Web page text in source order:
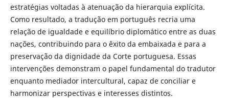
estratégias voltadas à atenuação da hierarquia explícita.
Como resultado, a tradução em português recria uma
relação de igualdade e equilíbrio diplomático entre as duas
nações, contribuindo para o êxito da embaixada e para a
preservação da dignidade da Corte portuguesa. Essas
intervenções demonstram o papel fundamental do tradutor
enquanto mediador intercultural, capaz de conciliar e
harmonizar perspectivas e interesses distintos.